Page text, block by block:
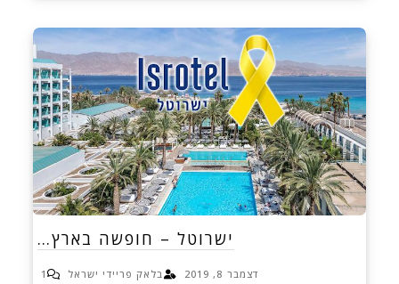
ישרוטל – חופשה בארץ…
דצמבר 8, 2019 בלאק פריידי ישראל 1